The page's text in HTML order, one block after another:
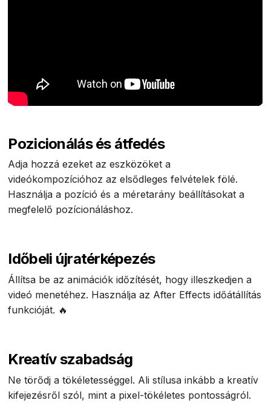
Pozicionálás és átfedés
Adja hozzá ezeket az eszközöket a
videókompozícióhoz az elsődleges felvételek fölé.
Használja a pozíció és a méretarány beállításokat a
megfelelő pozícionáláshoz.
Időbeli újratérképezés
Állítsa be az animációk időzítését, hogy illeszkedjen a
videó menetéhez. Használja az After Effects időátállítás
funkcióját. 🔥
Kreatív szabadság
Ne törődj a tökéletességgel. Ali stílusa inkább a kreatív
kifejezésről szól, mint a pixel-tökéletes pontosságról.